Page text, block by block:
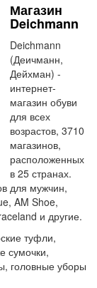
Магазин
Deichmann
Deichmann
(Деичманн,
Дейхман) -
интернет-
магазин обуви
для всех
возрастов, 3710
магазинов,
расположенных
в 25 странах.
для мужчин,
AM Shoe,
и другие.
туфли,
сумочки,
головные уборы